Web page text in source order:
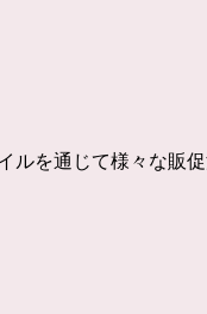
を通じて様々な販促